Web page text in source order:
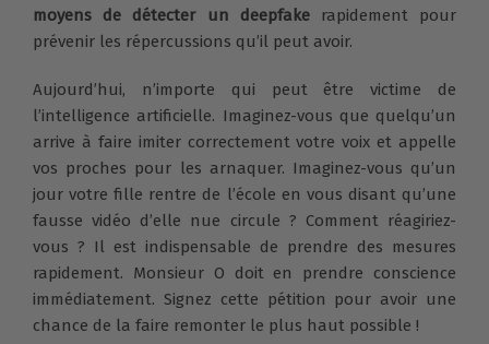
moyens de détecter un deepfakerapidement pour
prévenir les répercussions qu’il peut avoir.
Aujourd’hui, n’importe qui peut être victime de
l’intelligence artificielle. Imaginez-vous que quelqu’un
arrive à faire imiter correctement votre voix et appelle
vos proches pour les arnaquer. Imaginez-vous qu’un
jour votre fille rentre de l’école en vous disant qu’une
fausse vidéo d’elle nue circule ? Comment réagiriez-
vous ? Il est indispensable de prendre des mesures
rapidement. Monsieur O doit en prendre conscience
immédiatement. Signez cette pétition pour avoir une
chance de la faire remonter le plus haut possible !